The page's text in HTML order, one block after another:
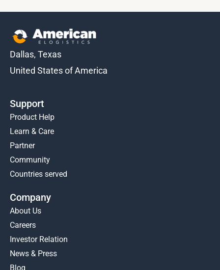
Dallas, Texas
United States of America
Support
Product Help
Learn & Care
Partner
Community
Countries served
Company
About Us
Careers
Investor Relation
News & Press
Blog